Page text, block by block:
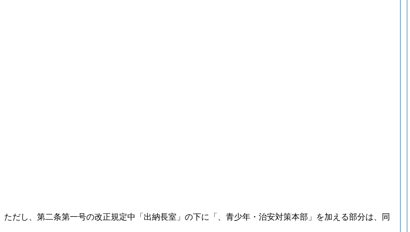
ただし、第二条第一号の改正規定中「出納長室」の下に「、青少年・治安対策本部」を加える部分は、同